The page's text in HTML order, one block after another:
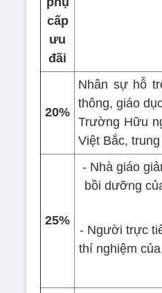
cấp
ưu
đãi
20%
Nhân sự hỗ
thông, giáo
Trường Hữu
Việt Bắc,
25%
- Nhà giáo
bồi dưỡng
- Người trực
thí nghiệm